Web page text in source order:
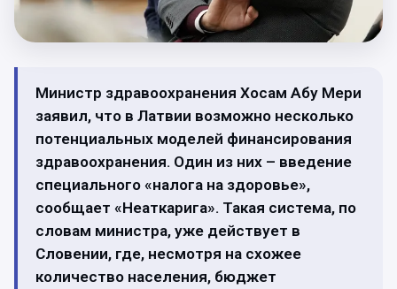
Министр здравоохранения Хосам Абу Мери
заявил, что в Латвии возможно несколько
потенциальных моделей финансирования
здравоохранения. Один из них – введение
специального «налога на здоровье»,
сообщает «Неаткарига». Такая система, по
словам министра, уже действует в
Словении, где, несмотря на схожее
количество населения, бюджет